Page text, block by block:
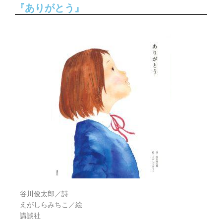
『ありがとう』
谷川俊太郎／詩
えがしらみちこ／絵
講談社